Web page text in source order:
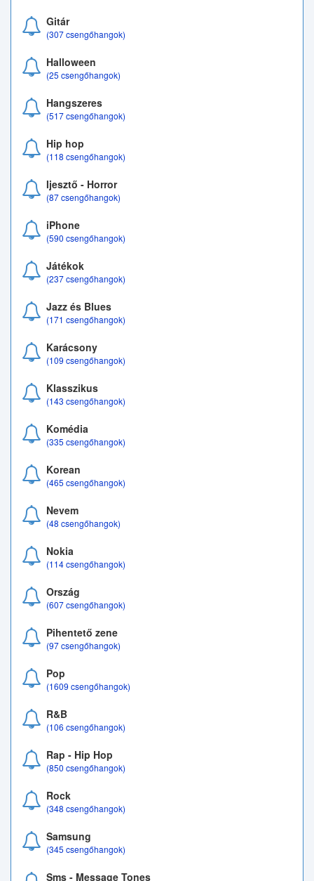
Gitár
(307 csengőhangok)
Halloween
(25 csengőhangok)
Hangszeres
(517 csengőhangok)
Hip hop
(118 csengőhangok)
Ijesztő - Horror
(87 csengőhangok)
iPhone
(590 csengőhangok)
Játékok
(237 csengőhangok)
Jazz és Blues
(171 csengőhangok)
Karácsony
(109 csengőhangok)
Klasszikus
(143 csengőhangok)
Komédia
(335 csengőhangok)
Korean
(465 csengőhangok)
Nevem
(48 csengőhangok)
Nokia
(114 csengőhangok)
Ország
(607 csengőhangok)
Pihentető zene
(97 csengőhangok)
Pop
(1609 csengőhangok)
R&B
(106 csengőhangok)
Rap - Hip Hop
(850 csengőhangok)
Rock
(348 csengőhangok)
Samsung
(345 csengőhangok)
Sms - Message Tones